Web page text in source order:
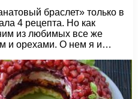
браслет» только в
4 рецепта. Но как
из любимых все же
и орехами. О нем я и…